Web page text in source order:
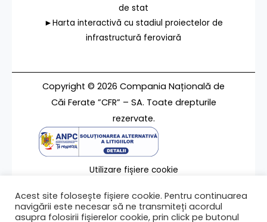
de stat
►Harta interactivă cu stadiul proiectelor de
infrastructură feroviară
Copyright © 2026 Compania Națională de
Căi Ferate ”CFR” – SA. Toate drepturile
rezervate.
Utilizare fișiere cookie
Contact
Acest site folosește fișiere cookie. Pentru continuarea
navigării este necesar să ne transmiteți acordul
asupra folosirii fișierelor cookie, prin click pe butonul